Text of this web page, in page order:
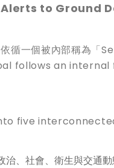
to Ground
循一個被內部稱為「
follows an
five
、社會、衛生與交通動